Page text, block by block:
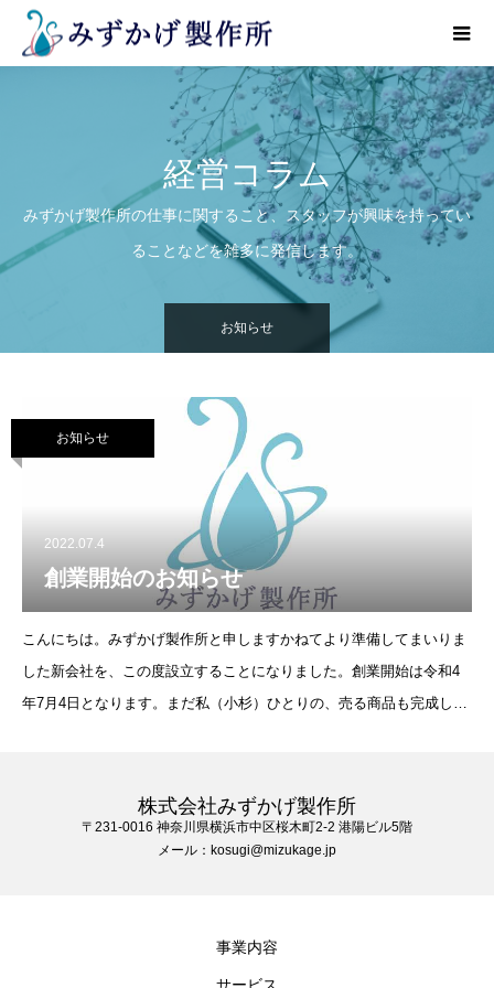
経営コラム
みずかげ製作所の仕事に関すること、スタッフが興味を持ってい
ることなどを雑多に発信します。
お知らせ
お知らせ
2022.07.4
創業開始のお知らせ
こんにちは。みずかげ製作所と申しますかねてより準備してまいりま
した新会社を、この度設立することになりました。創業開始は令和4
年7月4日となります。まだ私（小杉）ひとりの、売る商品も完成して
株式会社みずかげ製作所
〒231-0016 神奈川県横浜市中区桜木町2-2 港陽ビル5階
メール：kosugi@mizukage.jp
事業内容